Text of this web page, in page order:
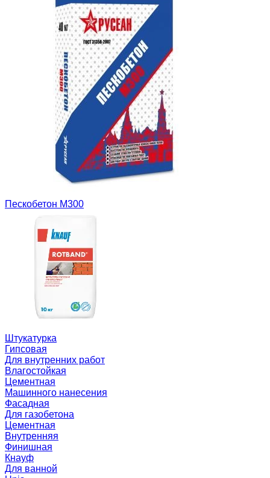
Пескобетон М300
Штукатурка
Гипсовая
Для внутренних работ
Влагостойкая
Цементная
Машинного нанесения
Фасадная
Для газобетона
Цементная
Внутренняя
Финишная
Кнауф
Для ванной